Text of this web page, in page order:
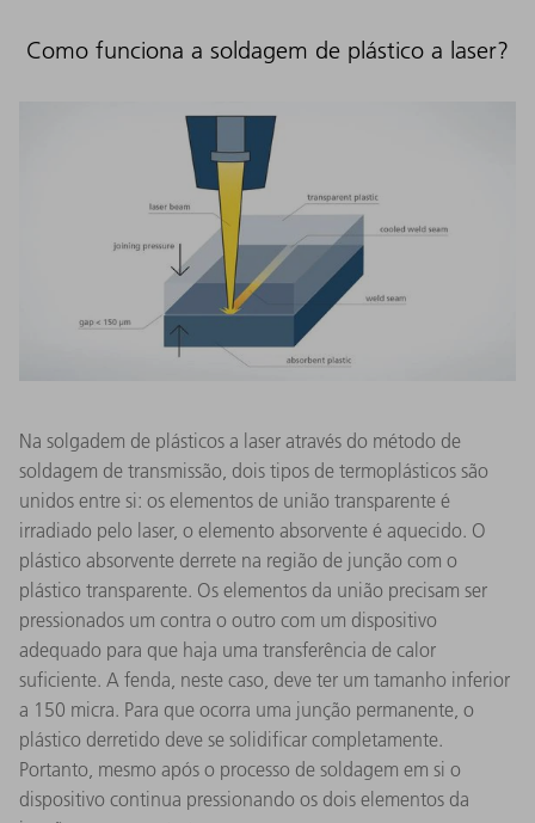
Como funciona a soldagem de plástico a laser?
Na solgadem de plásticos a laser através do método de
soldagem de transmissão, dois tipos de termoplásticos são
unidos entre si: os elementos de união transparente é
irradiado pelo laser, o elemento absorvente é aquecido. O
plástico absorvente derrete na região de junção com o
plástico transparente. Os elementos da união precisam ser
pressionados um contra o outro com um dispositivo
adequado para que haja uma transferência de calor
suficiente. A fenda, neste caso, deve ter um tamanho inferior
a 150 micra. Para que ocorra uma junção permanente, o
plástico derretido deve se solidificar completamente.
Portanto, mesmo após o processo de soldagem em si o
dispositivo continua pressionando os dois elementos da